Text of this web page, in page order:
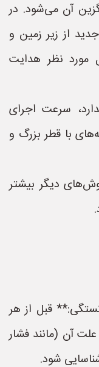
آن می‌شود. در
از زیر زمین و
مورد نظر هدایت
سرعت اجرای
با قطر بزرگ و
دیگر بیشتر
قبل از هر
آن (مانند فشار
شود.